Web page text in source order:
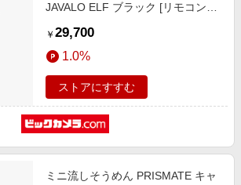
JAVALO ELF ブラック [リモコン付
￥ 29,700
1.0%
ストアにすすむ
ミニ流しそうめん PRISMATE キャ